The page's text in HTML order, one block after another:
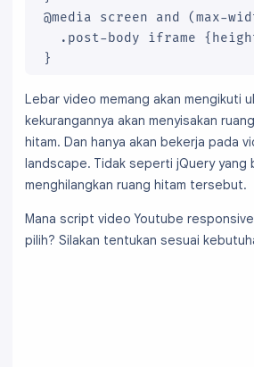
@media screen and (max-
.post-body iframe
}
Lebar video memang akan mengikuti
kekurangannya akan menyisakan
hitam. Dan hanya akan bekerja pada
landscape. Tidak seperti jQuery yang
menghilangkan ruang hitam tersebut.
Mana script video Youtube responsive
pilih? Silakan tentukan sesuai